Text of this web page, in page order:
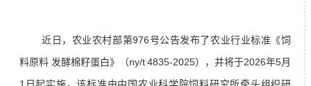
近日，农业农村部第976号公告发布了农业行业标准《饲
料原料 发酵棉籽蛋白》（ny/t 4835-2025），并将于2026年5月